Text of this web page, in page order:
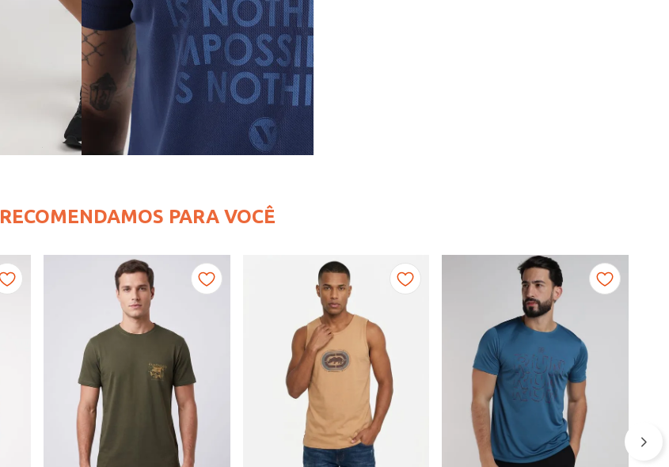
RECOMENDAMOS PARA VOCÊ